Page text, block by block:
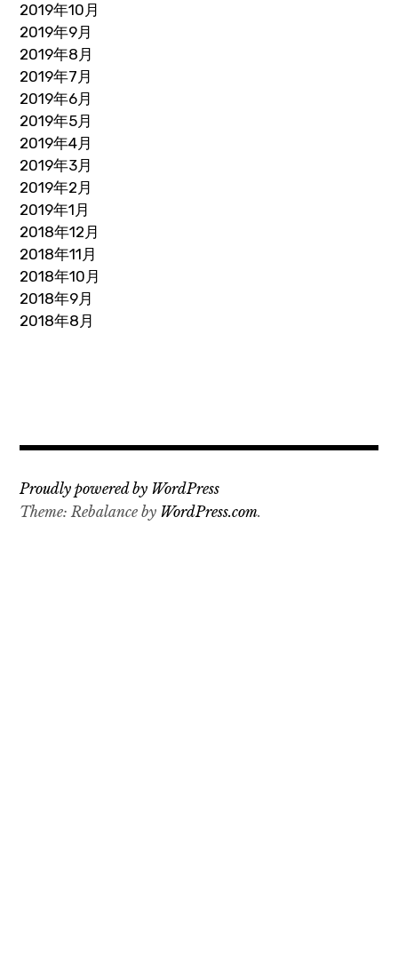
2019年10月
2019年9月
2019年8月
2019年7月
2019年6月
2019年5月
2019年4月
2019年3月
2019年2月
2019年1月
2018年12月
2018年11月
2018年10月
2018年9月
2018年8月
Proudly powered by WordPress
Theme: Rebalance by WordPress.com.